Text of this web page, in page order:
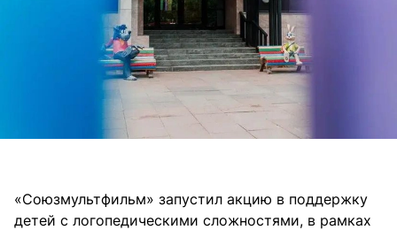
«Союзмультфильм» запустил акцию в поддержку
детей с логопедическими сложностями, в рамках